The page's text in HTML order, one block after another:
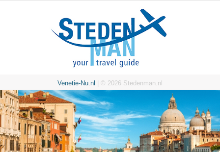
Venetie-Nu.nl | © 2026 Stedenman.nl